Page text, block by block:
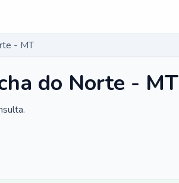
- MT
do Norte - MT